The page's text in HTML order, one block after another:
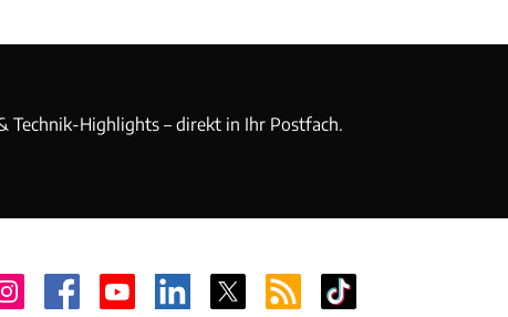
Technik-Highlights – direkt in Ihr Postfach.